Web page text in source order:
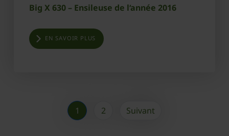
Big X 630 – Ensileuse de l‘année 2016
EN SAVOIR PLUS
1 2 Suivant